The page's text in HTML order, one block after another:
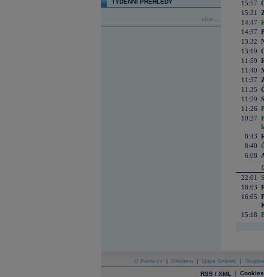
TÝDENNÍ PŘEHLEDY
více...
15:57
15:31
14:47
14:37
13:32
13:19
11:59
11:40
11:37
11:35
11:29
11:26
10:27
8:43
8:40
6:08
22:01
18:03
16:05
15:18
O Patria.cz Reklama Mapa Stránek
RSS / XML | Cookies